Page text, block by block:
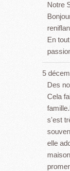
Notre
En
5
Des
Cela
s'est
elle